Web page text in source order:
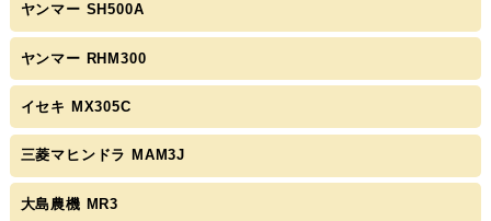
ヤンマー SH500A
ヤンマー RHM300
イセキ MX305C
三菱マヒンドラ MAM3J
大島農機 MR3